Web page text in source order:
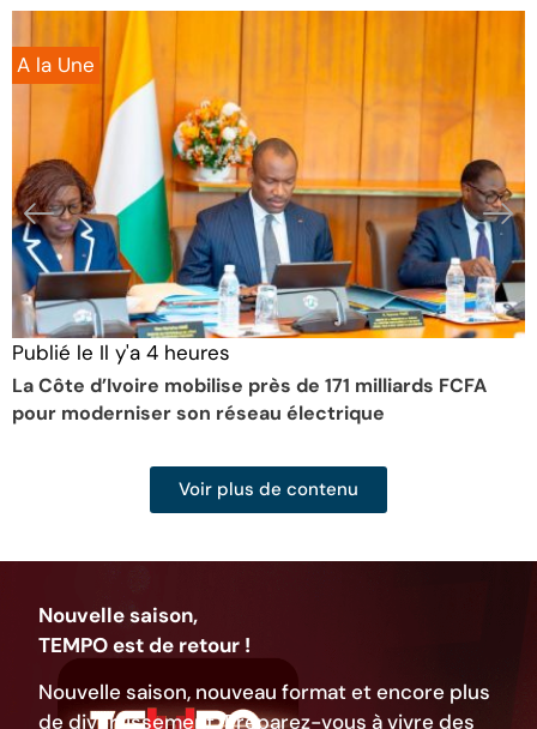
A la Une
Publié le Il y'a 4 heures
La Côte d’Ivoire mobilise près de 171 milliards FCFA
pour moderniser son réseau électrique
Voir plus de contenu
Nouvelle saison,
TEMPO est de retour !
Nouvelle saison, nouveau format et encore plus
de divertissement. Préparez-vous à vivre des